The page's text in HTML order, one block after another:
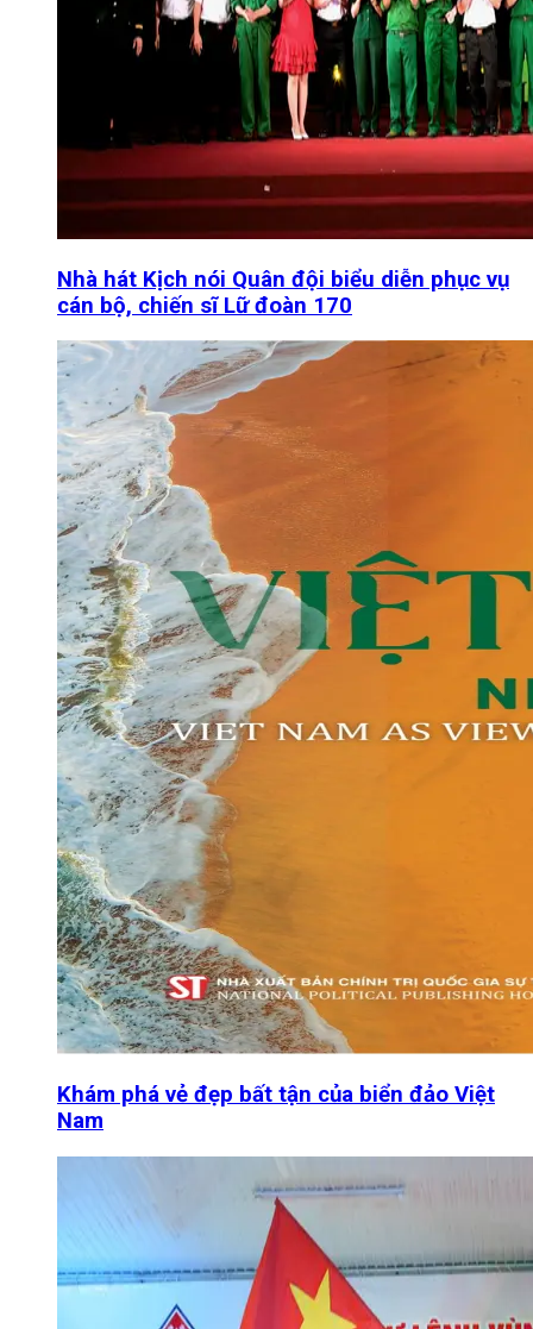
Nhà hát Kịch nói Quân đội biểu diễn phục vụ
cán bộ, chiến sĩ Lữ đoàn 170
Khám phá vẻ đẹp bất tận của biển đảo Việt
Nam